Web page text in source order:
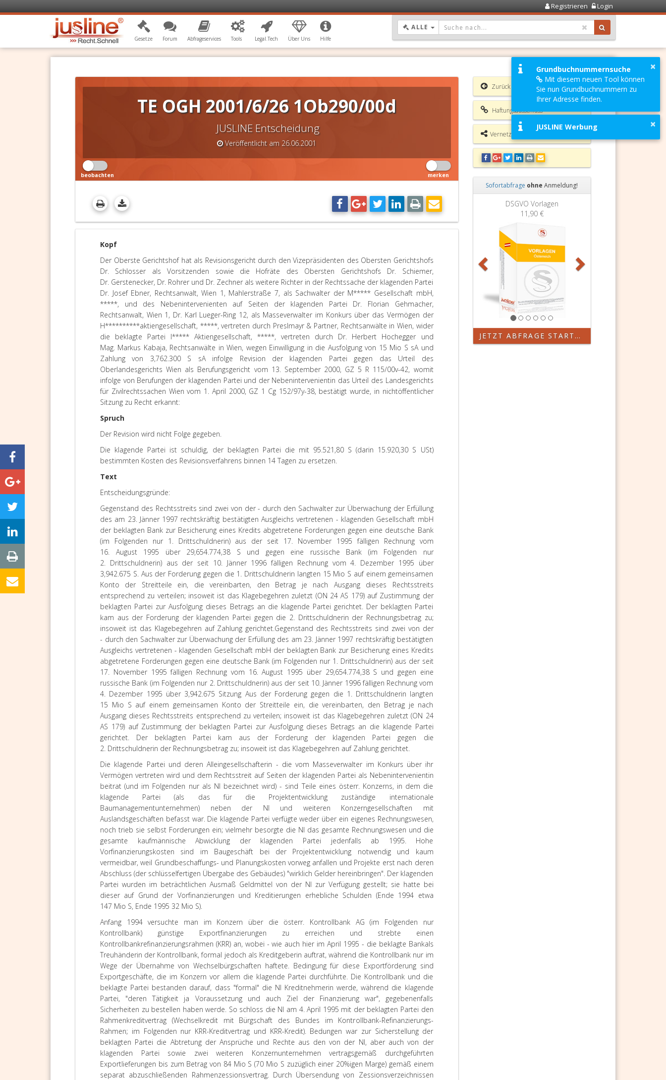
Registrieren Login
Gesetze Forum Abfrageservices Tools Legal.Tech Über Uns Hilfe
ALLE DROPDOWN: GEWÄHLTER WERT IST ALLE
TE OGH 2001/6/26 1Ob290/00d
JUSLINE Entscheidung
Veröffentlicht am 26.06.2001
beobachten merken
Kopf
Der Oberste Gerichtshof hat als Revisionsgericht durch den Vizepräsidenten des Obersten Gerichtshofs
Dr. Schlosser als Vorsitzenden sowie die Hofräte des Obersten Gerichtshofs Dr. Schiemer,
Dr. Gerstenecker, Dr. Rohrer und Dr. Zechner als weitere Richter in der Rechtssache der klagenden Partei
Dr. Josef Ebner, Rechtsanwalt, Wien 1, Mahlerstraße 7, als Sachwalter der M***** Gesellschaft mbH,
*****, und des Nebenintervenienten auf Seiten der klagenden Partei Dr. Florian Gehmacher,
Rechtsanwalt, Wien 1, Dr. Karl Lueger-Ring 12, als Masseverwalter im Konkurs über das Vermögen der
H**********aktiengesellschaft, *****, vertreten durch Preslmayr & Partner, Rechtsanwälte in Wien, wider
die beklagte Partei I***** Aktiengesellschaft, *****, vertreten durch Dr. Herbert Hochegger und
Mag. Markus Kabaja, Rechtsanwälte in Wien, wegen Einwilligung in die Ausfolgung von 15 Mio S sA und
Zahlung von 3,762.300 S sA infolge Revision der klagenden Partei gegen das Urteil des
Oberlandesgerichts Wien als Berufungsgericht vom 13. September 2000, GZ 5 R 115/00v-42, womit
infolge von Berufungen der klagenden Partei und der Nebenintervenientin das Urteil des Landesgerichts
für Zivilrechtssachen Wien vom 1. April 2000, GZ 1 Cg 152/97y-38, bestätigt wurde, in nichtöffentlicher
Sitzung zu Recht erkannt:
Spruch
Der Revision wird nicht Folge gegeben.
Die klagende Partei ist schuldig, der beklagten Partei die mit 95.521,80 S (darin 15.920,30 S USt)
bestimmten Kosten des Revisionsverfahrens binnen 14 Tagen zu ersetzen.
Text
Entscheidungsgründe:
Gegenstand des Rechtsstreits sind zwei von der - durch den Sachwalter zur Überwachung der Erfüllung
des am 23. Jänner 1997 rechtskräftig bestätigten Ausgleichs vertretenen - klagenden Gesellschaft mbH
der beklagten Bank zur Besicherung eines Kredits abgetretene Forderungen gegen eine deutsche Bank
(im Folgenden nur 1. Drittschuldnerin) aus der seit 17. November 1995 fälligen Rechnung vom
16. August 1995 über 29,654.774,38 S und gegen eine russische Bank (im Folgenden nur
2. Drittschuldnerin) aus der seit 10. Jänner 1996 fälligen Rechnung vom 4. Dezember 1995 über
3,942.675 S. Aus der Forderung gegen die 1. Drittschuldnerin langten 15 Mio S auf einem gemeinsamen
Konto der Streitteile ein, die vereinbarten, den Betrag je nach Ausgang dieses Rechtsstreits
entsprechend zu verteilen; insoweit ist das Klagebegehren zuletzt (ON 24 AS 179) auf Zustimmung der
beklagten Partei zur Ausfolgung dieses Betrags an die klagende Partei gerichtet. Der beklagten Partei
kam aus der Forderung der klagenden Partei gegen die 2. Drittschuldnerin der Rechnungsbetrag zu;
insoweit ist das Klagebegehren auf Zahlung gerichtet.Gegenstand des Rechtsstreits sind zwei von der
- durch den Sachwalter zur Überwachung der Erfüllung des am 23. Jänner 1997 rechtskräftig bestätigten
Ausgleichs vertretenen - klagenden Gesellschaft mbH der beklagten Bank zur Besicherung eines Kredits
abgetretene Forderungen gegen eine deutsche Bank (im Folgenden nur 1. Drittschuldnerin) aus der seit
17. November 1995 fälligen Rechnung vom 16. August 1995 über 29,654.774,38 S und gegen eine
russische Bank (im Folgenden nur 2. Drittschuldnerin) aus der seit 10. Jänner 1996 fälligen Rechnung vom
4. Dezember 1995 über 3,942.675 Sitzung Aus der Forderung gegen die 1. Drittschuldnerin langten
15 Mio S auf einem gemeinsamen Konto der Streitteile ein, die vereinbarten, den Betrag je nach
Ausgang dieses Rechtsstreits entsprechend zu verteilen; insoweit ist das Klagebegehren zuletzt (ON 24
AS 179) auf Zustimmung der beklagten Partei zur Ausfolgung dieses Betrags an die klagende Partei
gerichtet. Der beklagten Partei kam aus der Forderung der klagenden Partei gegen die
2. Drittschuldnerin der Rechnungsbetrag zu; insoweit ist das Klagebegehren auf Zahlung gerichtet.
Die klagende Partei und deren Alleingesellschafterin - die vom Masseverwalter im Konkurs über ihr
Vermögen vertreten wird und dem Rechtsstreit auf Seiten der klagenden Partei als Nebenintervenientin
beitrat (und im Folgenden nur als NI bezeichnet wird) - sind Teile eines österr. Konzerns, in dem die
klagende Partei (als das für die Projektentwicklung zuständige internationale
Baumanagementunternehmen) neben der NI und weiteren Konzerngesellschaften mit
Auslandsgeschäften befasst war. Die klagende Partei verfügte weder über ein eigenes Rechnungswesen,
noch trieb sie selbst Forderungen ein; vielmehr besorgte die NI das gesamte Rechnungswesen und die
gesamte kaufmännische Abwicklung der klagenden Partei jedenfalls ab 1995. Hohe
Vorfinanzierungskosten sind im Baugeschäft bei der Projektentwicklung notwendig und kaum
vermeidbar, weil Grundbeschaffungs- und Planungskosten vorweg anfallen und Projekte erst nach deren
Abschluss (der schlüsselfertigen Übergabe des Gebäudes) "wirklich Gelder hereinbringen". Der klagenden
Partei wurden im beträchtlichen Ausmaß Geldmittel von der NI zur Verfügung gestellt; sie hatte bei
dieser auf Grund der Vorfinanzierungen und Kreditierungen erhebliche Schulden (Ende 1994 etwa
147 Mio S, Ende 1995 32 Mio S).
Anfang 1994 versuchte man im Konzern über die österr. Kontrollbank AG (im Folgenden nur
Kontrollbank) günstige Exportfinanzierungen zu erreichen und strebte einen
Kontrollbankrefinanzierungsrahmen (KRR) an, wobei - wie auch hier im April 1995 - die beklagte Bankals
Treuhänderin der Kontrollbank, formal jedoch als Kreditgeberin auftrat, während die Kontrollbank nur im
Wege der Übernahme von Wechselbürgschaften haftete. Bedingung für diese Exportförderung sind
Exportgeschäfte, die im Konzern vor allem die klagende Partei durchführte. Die Kontrollbank und die
beklagte Partei bestanden darauf, dass "formal" die NI Kreditnehmerin werde, während die klagende
Partei, "deren Tätigkeit ja Voraussetzung und auch Ziel der Finanzierung war", gegebenenfalls
Sicherheiten zu bestellen haben werde. So schloss die NI am 4. April 1995 mit der beklagten Partei den
Rahmenkreditvertrag (Wechselkredit mit Bürgschaft des Bundes im Kontrollbank-Refinanzierungs-
Rahmen; im Folgenden nur KRR-Kreditvertrag und KRR-Kredit). Bedungen war zur Sicherstellung der
beklagten Partei die Abtretung der Ansprüche und Rechte aus den von der NI, aber auch von der
klagenden Partei sowie zwei weiteren Konzernunternehmen vertragsgemäß durchgeführten
Exportlieferungen bis zum Betrag von 84 Mio S (70 Mio S zuzüglich einer 20%igen Marge) gemäß einem
separat abzuschließenden Rahmenzessionsvertrag. Durch Übersendung von Zessionsverzeichnissen
Zurück
Haftungsausschluss
Vernetzungsmöglichkeiten
Sofortabfrage ohne Anmeldung!
DSGVO Vorlagen
11,90 €
Grundbuchauszug
11,90 €
Zurück
JETZT ABFRAGE STARTEN
×
Grundbuchnummernsuche
Mit diesem neuen Tool können
Sie nun Grundbuchnummern zu
Ihrer Adresse finden.
×
JUSLINE Werbung